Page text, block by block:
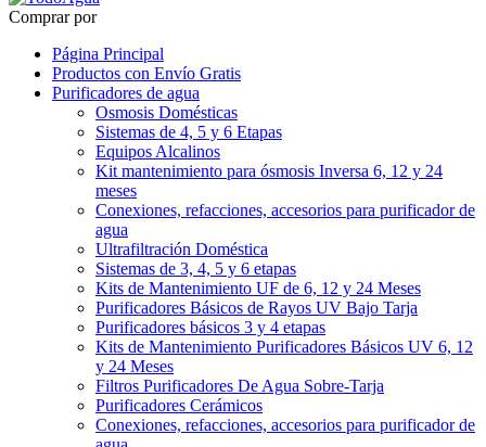
Comprar por
Página Principal
Productos con Envío Gratis
Purificadores de agua
Osmosis Domésticas
Sistemas de 4, 5 y 6 Etapas
Equipos Alcalinos
Kit mantenimiento para ósmosis Inversa 6, 12 y 24
meses
Conexiones, refacciones, accesorios para purificador de
agua
Ultrafiltración Doméstica
Sistemas de 3, 4, 5 y 6 etapas
Kits de Mantenimiento UF de 6, 12 y 24 Meses
Purificadores Básicos de Rayos UV Bajo Tarja
Purificadores básicos 3 y 4 etapas
Kits de Mantenimiento Purificadores Básicos UV 6, 12
y 24 Meses
Filtros Purificadores De Agua Sobre-Tarja
Purificadores Cerámicos
Conexiones, refacciones, accesorios para purificador de